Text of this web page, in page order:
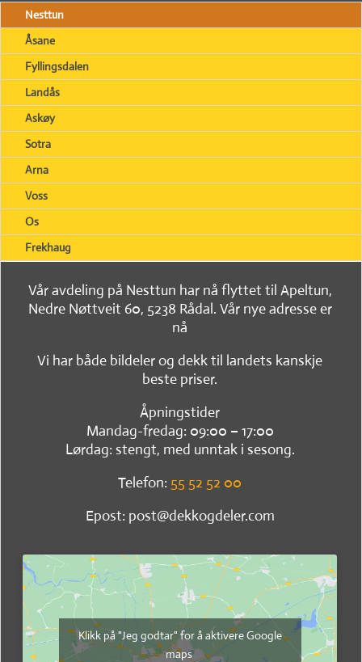
Nesttun
Åsane
Fyllingsdalen
Landås
Askøy
Sotra
Arna
Voss
Os
Frekhaug
Vår avdeling på Nesttun har nå flyttet til Apeltun,
Nedre Nøttveit 60, 5238 Rådal. Vår nye adresse er
nå
Vi har både bildeler og dekk til landets kanskje
beste priser.
Åpningstider
Mandag-fredag: 09:00 – 17:00
Lørdag: stengt, med unntak i sesong.
Telefon: 55 52 52 00
Epost: post@dekkogdeler.com
Klikk på "Jeg godtar" for å aktivere Google
maps